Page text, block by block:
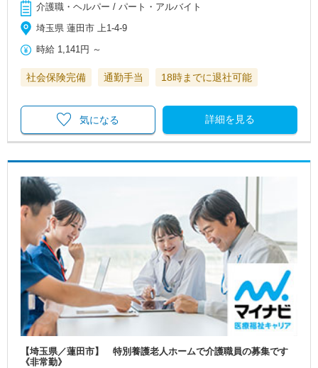
介護職・ヘルパー / パート・アルバイト
埼玉県 蓮田市 上1-4-9
時給 1,141円 ～
社会保険完備 通勤手当 18時までに退社可能
詳細を見る
気になる
【埼玉県／蓮田市】 特別養護老人ホームで介護職員の募集です
《非常勤》